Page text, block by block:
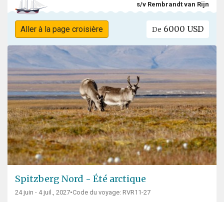
s/v Rembrandt van Rijn
Aller à la page croisière De 6000 USD
Spitzberg Nord - Été arctique
24 juin - 4 juil., 2027•Code du voyage: RVR11-27